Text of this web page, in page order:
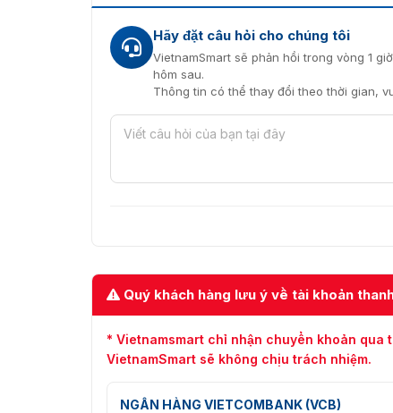
Hãy đặt câu hỏi cho chúng tôi
VietnamSmart sẽ phản hồi trong vòng 1
hôm sau.
Thông tin có thể thay đổi theo thời gian,
Quý khách hàng lưu ý về tài khoản
* Vietnamsmart chỉ nhận chuyển khoản
VietnamSmart sẽ không chịu trách nhiệm.
NGÂN HÀNG VIETCOMBANK (VCB)